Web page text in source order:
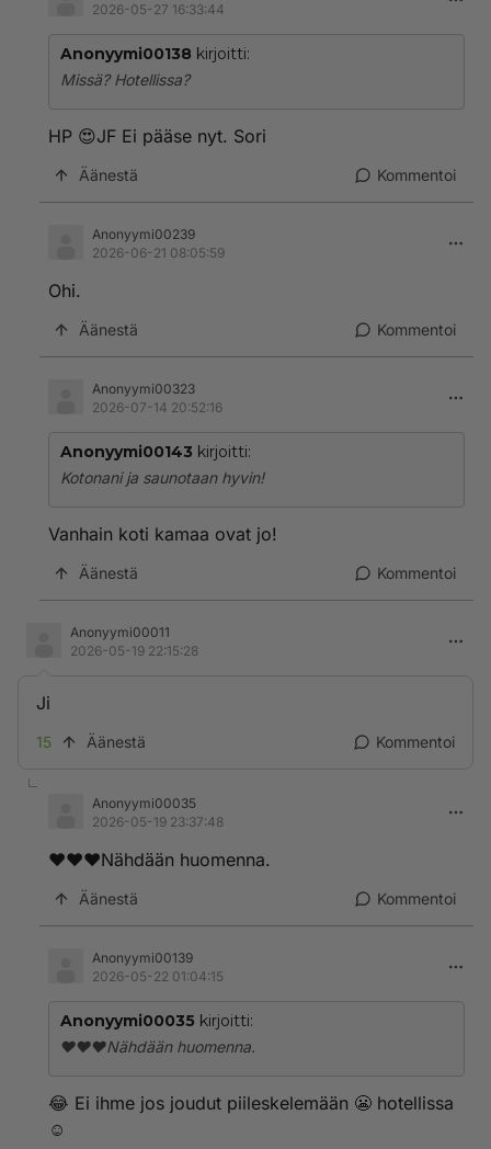
2026-05-27 16:33:44
Anonyymi00138 kirjoitti:
Missä? Hotellissa?
HP 😍JF Ei pääse nyt. Sori
Äänestä Kommentoi
Anonyymi00239
2026-06-21 08:05:59
Ohi.
Äänestä Kommentoi
Anonyymi00323
2026-07-14 20:52:16
Anonyymi00143 kirjoitti:
Kotonani ja saunotaan hyvin!
Vanhain koti kamaa ovat jo!
Äänestä Kommentoi
Anonyymi00011
2026-05-19 22:15:28
Ji
15 Äänestä Kommentoi
Anonyymi00035
2026-05-19 23:37:48
❤️❤️❤️Nähdään huomenna.
Äänestä Kommentoi
Anonyymi00139
2026-05-22 01:04:15
Anonyymi00035 kirjoitti:
❤️❤️❤️Nähdään huomenna.
😂 Ei ihme jos joudut piileskelemään 😬 hotellissa
☺️